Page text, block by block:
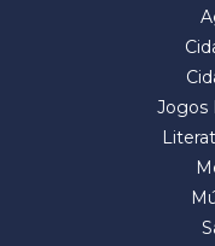
Jogos